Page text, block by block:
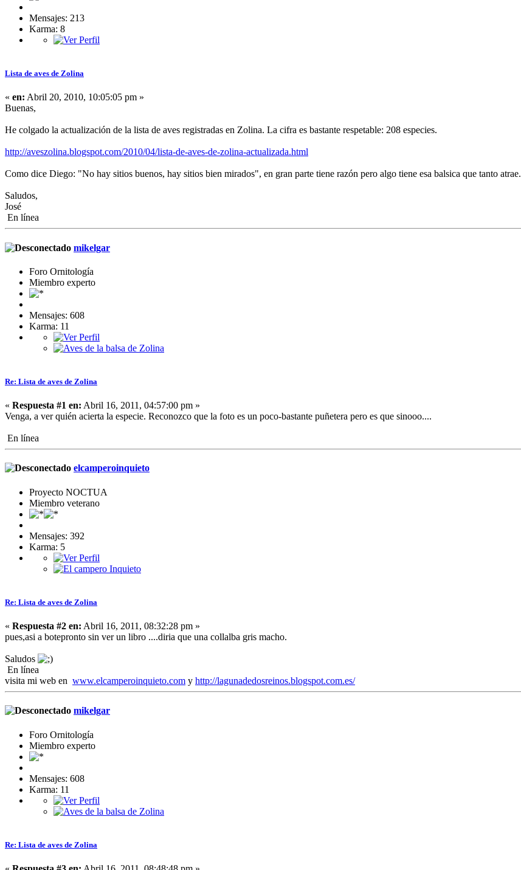
Mensajes: 213
Karma: 8
Lista de aves de Zolina
« en: Abril 20, 2010, 10:05:05 pm »
Buenas,
He colgado la actualización de la lista de aves registradas en Zolina. La cifra es bastante respetable: 208 especies.
http://aveszolina.blogspot.com/2010/04/lista-de-aves-de-zolina-actualizada.html
Como dice Diego: "No hay sitios buenos, hay sitios bien mirados", en gran parte tiene razón pero algo tiene esa balsica que tanto atrae.
Saludos,
José
En línea
mikelgar
Foro Ornitología
Miembro experto
Mensajes: 608
Karma: 11
Re: Lista de aves de Zolina
« Respuesta #1 en: Abril 16, 2011, 04:57:00 pm »
Venga, a ver quién acierta la especie. Reconozco que la foto es un poco-bastante puñetera pero es que sinooo....
En línea
elcamperoinquieto
Proyecto NOCTUA
Miembro veterano
Mensajes: 392
Karma: 5
Re: Lista de aves de Zolina
« Respuesta #2 en: Abril 16, 2011, 08:32:28 pm »
pues,asi a botepronto sin ver un libro ....diria que una collalba gris macho.
Saludos
En línea
visita mi web en www.elcamperoinquieto.com y http://lagunadedosreinos.blogspot.com.es/
mikelgar
Foro Ornitología
Miembro experto
Mensajes: 608
Karma: 11
Re: Lista de aves de Zolina